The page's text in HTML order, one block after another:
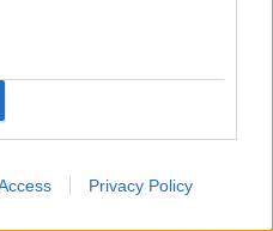
Privacy Policy
vienmēr
pamatīgi